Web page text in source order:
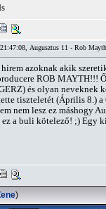
Augusztus 11 - Rob
azoknak akik
ROB MAYTH!!!
és olyan neveknek
tiszteletét (Április 8.)
nem lesz ez máshogy
ez a buli kötelező! ;) Egy
)